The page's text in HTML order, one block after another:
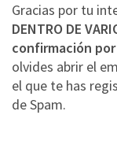
Gracias por tu
DENTRO DE
confirmación
olvides abrir el
el que te has
de Spam.